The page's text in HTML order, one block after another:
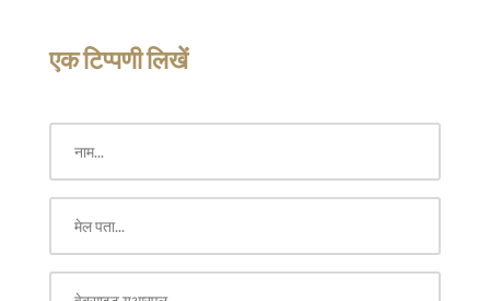
एक टिप्पणी लिखें